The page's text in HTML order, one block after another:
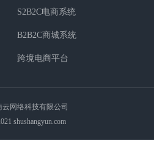
S2B2C电商系统
B2B2C商城系统
跨境电商平台
云网络科技有限公司
shushangyun.com